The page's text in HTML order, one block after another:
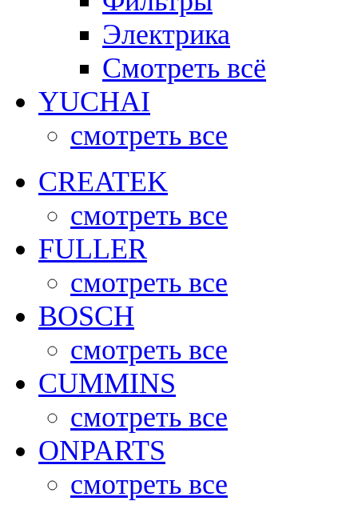
Электрика
Смотреть всё
YUCHAI
смотреть все
CREATEK
смотреть все
FULLER
смотреть все
BOSCH
смотреть все
CUMMINS
смотреть все
ONPARTS
смотреть все